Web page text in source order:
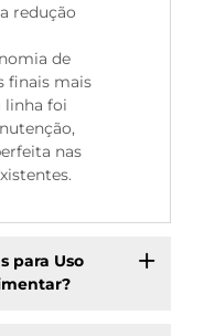
redução
de
finais mais
linha foi
nas
para Uso